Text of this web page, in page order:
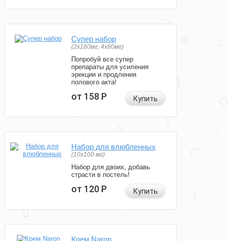
Супер набор
(2х160мг, 4х80мг)
Попробуй все супер
препараты для усиления
эрекции и продления
полового акта!
от 158Р Купить
Набор для влюбленных
(10х100 мг)
Набор для двоих, добавь
страсти в постель!
от 120Р Купить